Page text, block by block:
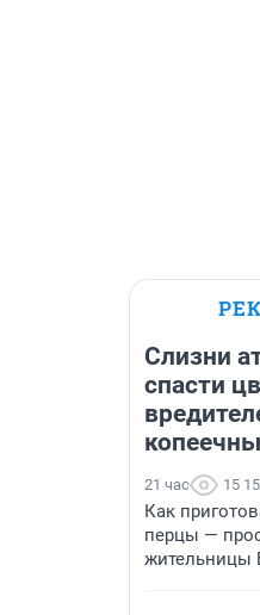
Слизни
спасти
21 час 15
Как
перцы —
жительницы